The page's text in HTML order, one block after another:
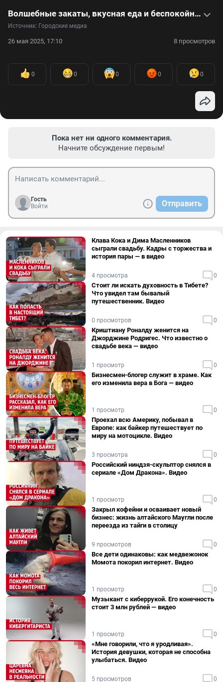
Волшебные закаты, вкусная еда и беспокойные вулканы: фотограф провела месяц на Бали
Источник: Городские медиа
26 мая 2025, 17:10 8 просмотров
0 0 0 0 0
Пока нет ни одного комментария.
Начните обсуждение первым!
Гость
Войти
Отправить
Клава Кока и Дима Масленников
сыграли свадьбу. Кадры с торжества и
история пары — в видео
4 просмотра 0
Стоит ли искать духовность в Тибете?
Что увидел там бывалый
путешественник. Видео
0 просмотров 0
Криштиану Роналду женится на
Джорджине Родригес. Что известно о
свадьбе века — видео
1 просмотр 0
Бизнесмен-блогер служит в храме. Как
его изменила вера в Бога — видео
1 просмотр 0
Проехал всю Америку, побывал в
Европе: как байкер путешествует по
миру на мотоцикле. Видео
3 просмотра 0
Российский ниндзя-скульптор снялся в
сериале «Дом Дракона». Видео
1 просмотр 0
Закрыл кофейни и осваивает новый
бизнес: жизнь алтайского Маугли после
переезда из тайги в столицу
9 просмотров 0
Все дети одинаковы: как медвежонок
Момота покорил интернет. Видео
1 просмотр 0
Музыкант с киберрукой. Его конечность
стоит 3 млн рублей — видео
1 просмотр 0
«Мне говорили, что я уродливая».
История девушки, которая не способна
улыбаться. Видео
5 просмотров 0